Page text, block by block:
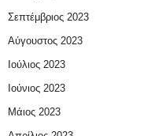
Σεπτέμβριος 2023
Αύγουστος 2023
Ιούλιος 2023
Ιούνιος 2023
Μάιος 2023